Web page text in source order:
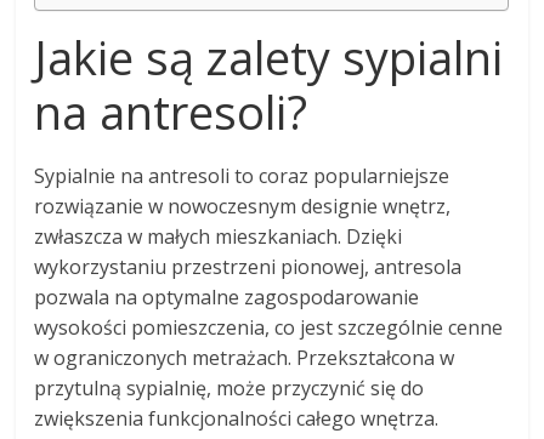
Jakie są zalety sypialni
na antresoli?
Sypialnie na antresoli to coraz popularniejsze
rozwiązanie w nowoczesnym designie wnętrz,
zwłaszcza w małych mieszkaniach. Dzięki
wykorzystaniu przestrzeni pionowej, antresola
pozwala na optymalne zagospodarowanie
wysokości pomieszczenia, co jest szczególnie cenne
w ograniczonych metrażach. Przekształcona w
przytulną sypialnię, może przyczynić się do
zwiększenia funkcjonalności całego wnętrza.